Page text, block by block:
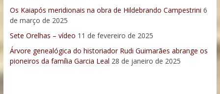
Os Kaiapós meridionais na obra de Hildebrando Campestrini 6
de março de 2025
Sete Orelhas – vídeo 11 de fevereiro de 2025
Árvore genealógica do historiador Rudi Guimarães abrange os
pioneiros da família Garcia Leal 28 de janeiro de 2025